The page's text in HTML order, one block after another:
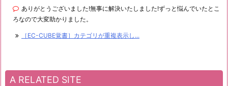
ありがとうございました!無事に解決いたしました!ずっと悩んでいたとこ
ろなので大変助かりました。
［EC-CUBE覚書］カテゴリが重複表示し...
A RELATED SITE